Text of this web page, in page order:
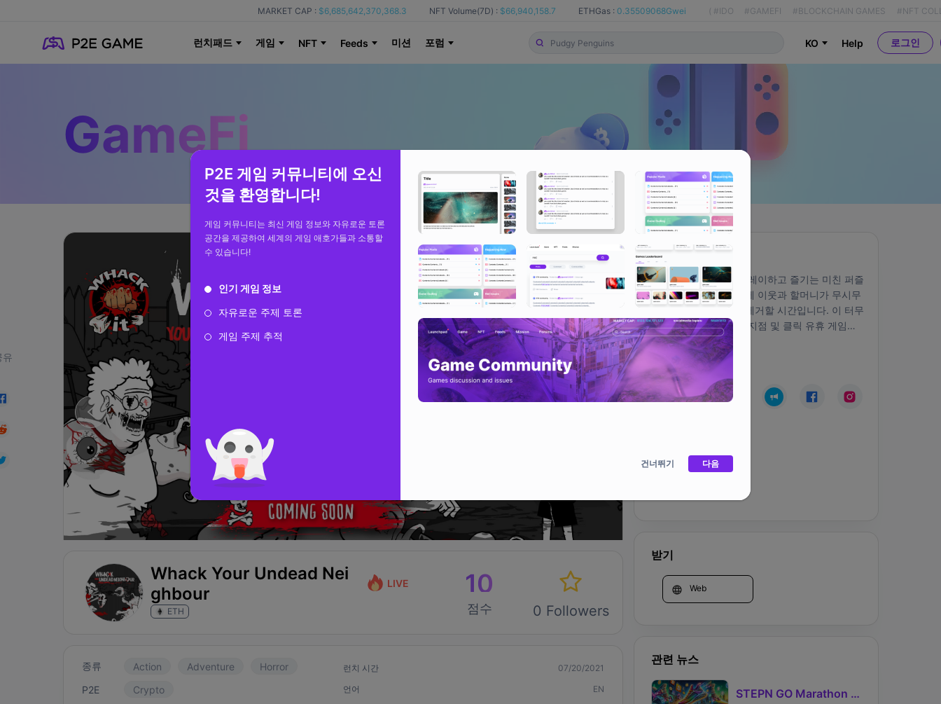
MARKET CAP : $6,685,642,370,368.3 NFT Volume(7D) : $66,940,158.7 ETHGas : 0.35509068Gwei ( #IDO #GAMEFI #BLOCKCHAIN GAMES #NFT
런치패드 게임 NFT Feeds 미션 포럼 KO Help 로그인
P2E 게임 커뮤니티에 오신
것을 환영합니다!
게임 커뮤니티는 최신 게임 정보와 자유로운 토론
공간을 제공하여 세계의 게임 애호가들과 소통할
수 있습니다!
인기 게임 정보
자유로운 주제 토론
게임 주제 추적
건너뛰기 다음
GameFi
유
Whack Your Undead Nei
ghbour
LIVE
ETH
10
점수 0 Followers
종류 Action Adventure
Horror
P2E
Crypto
런치 시간
07/20/2021
언어
EN
About
전 세계 수백만 명이 플레이하고 즐기는 미친 퍼즐
방치형 게임입니다. 이제 이웃과 할머니가 무시무
시한 괴물로 변이하여 제거할 시간입니다. 이 터무
니없고 용서할 수 없는 지점 및 클릭 유휴 게임에
서 피와 미친 애니메이션 액션에 흠뻑 젖거나 클릭
하십시오.
커뮤니티
받기
Web
관련 뉴스
STEPN GO Marathon Challenge Season 3: Sign-Ups Live With Teams and Missed-Day Insurance